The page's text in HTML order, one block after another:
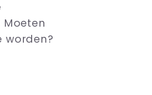
worden?